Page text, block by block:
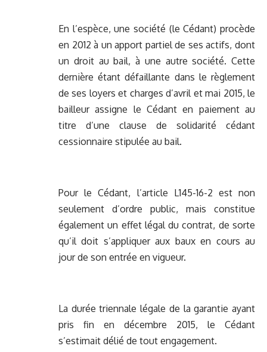
En l’espèce, une société (le Cédant) procède
en 2012 à un apport partiel de ses actifs, dont
un droit au bail, à une autre société. Cette
dernière étant défaillante dans le règlement
de ses loyers et charges d’avril et mai 2015, le
bailleur assigne le Cédant en paiement au
titre d’une clause de solidarité cédant
cessionnaire stipulée au bail.
Pour le Cédant, l’article L145-16-2 est non
seulement d’ordre public, mais constitue
également un effet légal du contrat, de sorte
qu’il doit s’appliquer aux baux en cours au
jour de son entrée en vigueur.
La durée triennale légale de la garantie ayant
pris fin en décembre 2015, le Cédant
s’estimait délié de tout engagement.